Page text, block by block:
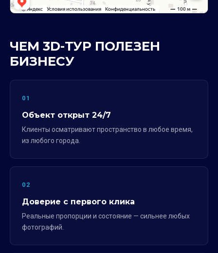
ЧЕМ 3D-ТУР ПОЛЕЗЕН
БИЗНЕСУ
01
Объект открыт 24/7
Клиенты осматривают пространство в любое время,
из любого города.
02
Доверие с первого клика
Реальные пропорции и состояние — сильнее любых
фотографий.